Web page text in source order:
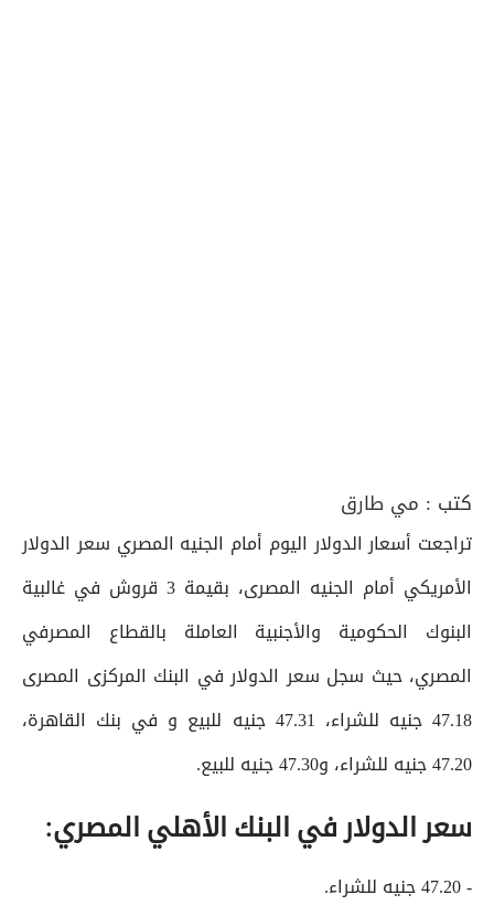
كتب : مي طارق
تراجعت أسعار الدولار اليوم أمام الجنيه المصري سعر الدولار
الأمريكي أمام الجنيه المصرى، بقيمة 3 قروش في غالبية
البنوك الحكومية والأجنبية العاملة بالقطاع المصرفي
المصري، حيث سجل سعر الدولار في البنك المركزى المصرى
47.18 جنيه للشراء، 47.31 جنيه للبيع و في بنك القاهرة،
47.20 جنيه للشراء، و47.30 جنيه للبيع.
سعر الدولار في البنك الأهلي المصري:
- 47.20 جنيه للشراء.